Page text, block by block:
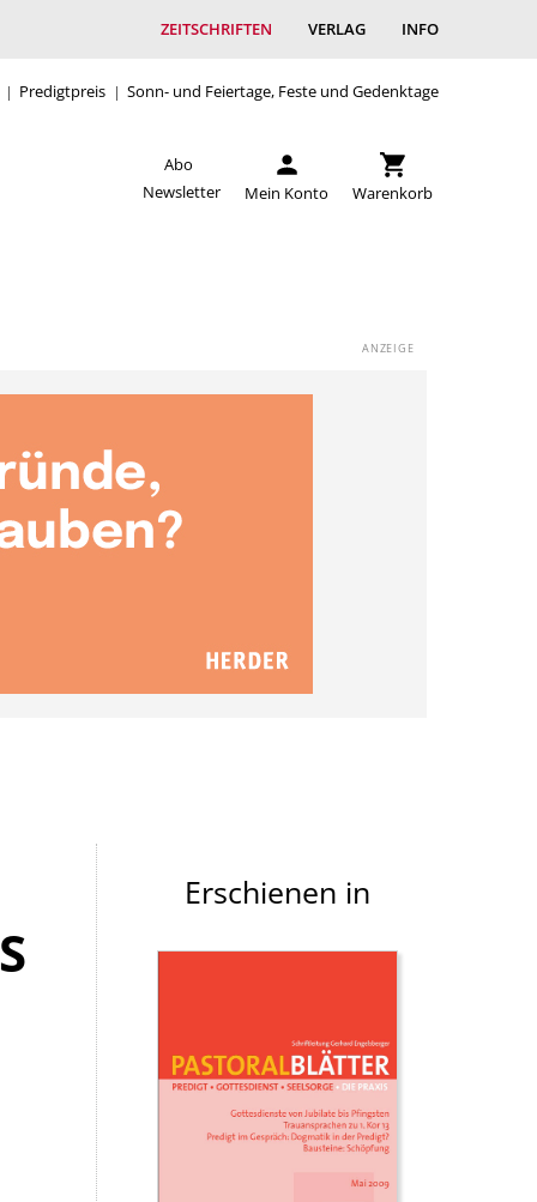
ZEITSCHRIFTEN VERLAG INFO
Predigtpreis Sonn- und Feiertage, Feste und Gedenktage
Abo
Newsletter
Mein Konto Warenkorb
Erschienen in